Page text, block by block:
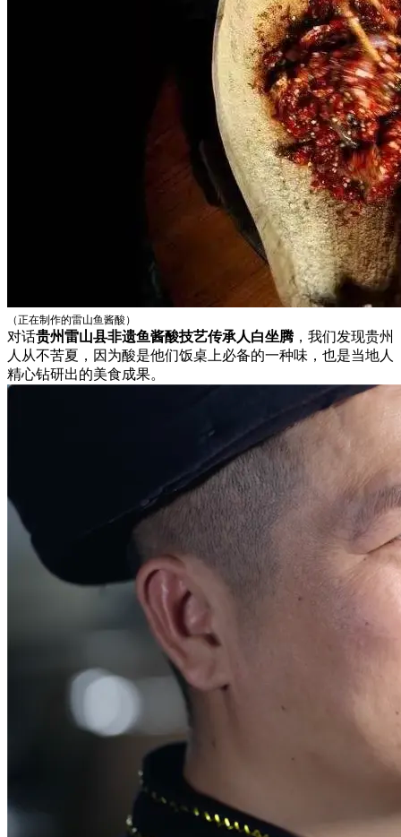
（正在制作的雷山鱼酱酸）
对话贵州雷山县非遗鱼酱酸技艺传承人白坐腾 ，我们发现贵州
人从不苦夏，因为酸是他们饭桌上必备的一种味，也是当地人
精心钻研出的美食成果。